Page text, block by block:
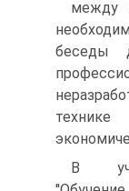
между
беседы
В